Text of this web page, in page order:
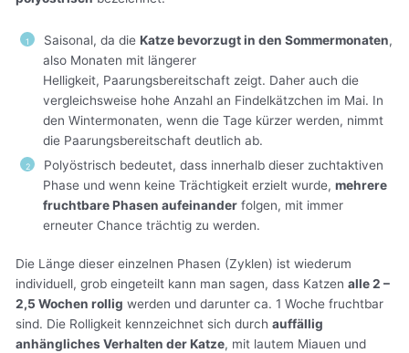
Saisonal, da dieKatze bevorzugt in den Sommermonaten,
also Monaten mit längerer
Helligkeit, Paarungsbereitschaft zeigt. Daher auch die
vergleichsweise hohe Anzahl an Findelkätzchen im Mai. In
den Wintermonaten, wenn die Tage kürzer werden, nimmt
die Paarungsbereitschaft deutlich ab.
Polyöstrisch bedeutet, dass innerhalb dieser zuchtaktiven
Phase und wenn keine Trächtigkeit erzielt wurde,mehrere
fruchtbare Phasen aufeinander folgen, mit immer
erneuter Chance trächtig zu werden.
Die Länge dieser einzelnen Phasen (Zyklen) ist wiederum
individuell, grob eingeteilt kann man sagen, dass Katzenalle 2 –
2,5 Wochen rollig werden und darunter ca. 1 Woche fruchtbar
sind. Die Rolligkeit kennzeichnet sich durchauffällig
anhängliches Verhalten der Katze, mit lautem Miauen und